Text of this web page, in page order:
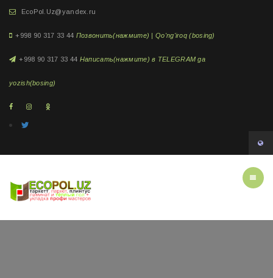
EcoPol.Uz@yandex.ru
+998 90 317 33 44 Позвонить(нажмите) | Qo'ng'iroq (bosing)
+998 90 317 33 44 Написать(нажмите) в TELEGRAM ga
yozish(bosing)